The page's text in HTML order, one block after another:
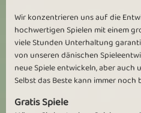
Wir konzentrieren uns auf die
hochwertigen Spielen mit einem
viele Stunden Unterhaltung
von unseren dänischen
neue Spiele entwickeln, aber auch
Selbst das Beste kann immer noch
Gratis Spiele